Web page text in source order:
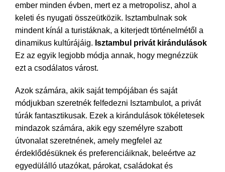
ember minden évben, mert ez a metropolisz, ahol a
keleti és nyugati összeütközik. Isztambulnak sok
mindent kínál a turistáknak, a kiterjedt történelmétől a
dinamikus kultúrájáig. Isztambul privát kirándulások
Ez az egyik legjobb módja annak, hogy megnézzük
ezt a csodálatos várost.
Azok számára, akik saját tempójában és saját
módjukban szeretnék felfedezni Isztambulot, a privát
túrák fantasztikusak. Ezek a kirándulások tökéletesek
mindazok számára, akik egy személyre szabott
útvonalat szeretnének, amely megfelel az
érdeklődésüknek és preferenciáiknak, beleértve az
egyedülálló utazókat, párokat, családokat és